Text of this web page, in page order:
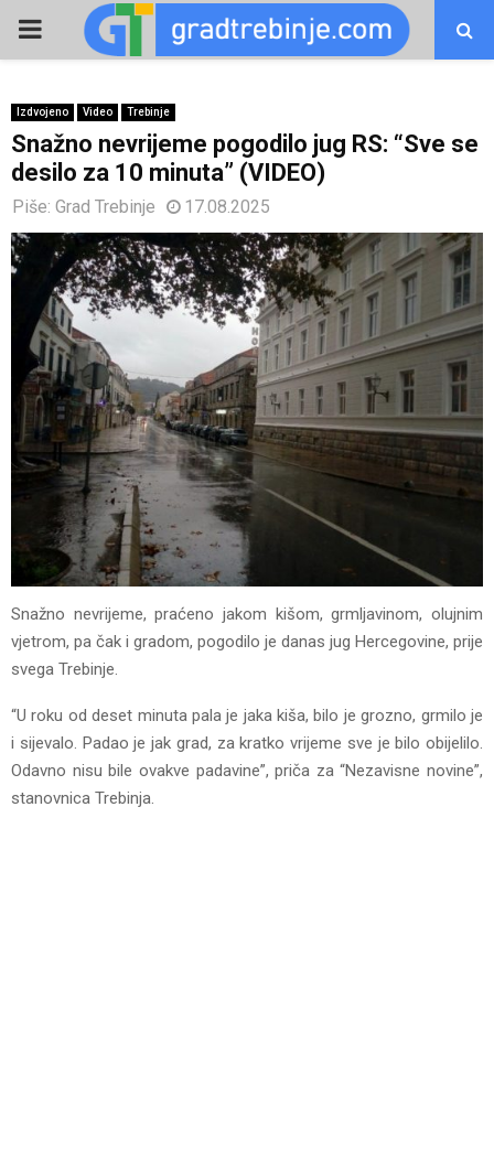
PRIMARY
Izdvojeno Video Trebinje
Snažno nevrijeme pogodilo jug RS: “Sve se
desilo za 10 minuta” (VIDEO)
Piše: Grad Trebinje 17.08.2025
Snažno nevrijeme, praćeno jakom kišom, grmljavinom, olujnim
vjetrom, pa čak i gradom, pogodilo je danas jug Hercegovine, prije
svega Trebinje.
“U roku od deset minuta pala je jaka kiša, bilo je grozno, grmilo je
i sijevalo. Padao je jak grad, za kratko vrijeme sve je bilo obijelilo.
Odavno nisu bile ovakve padavine”, priča za “Nezavisne novine”,
stanovnica Trebinja.